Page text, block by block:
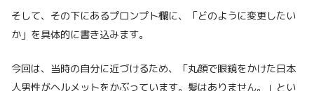
そして、その下にあるプロンプト欄に、「どのように変更したい
か」を具体的に書き込みます。
今回は、当時の自分に近づけるため、「丸顔で眼鏡をかけた日本
人男性がヘルメットをかぶっています。髪はありません。」とい